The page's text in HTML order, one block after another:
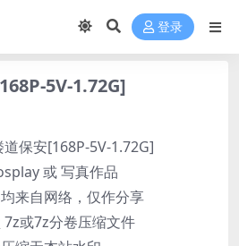
登录
5V-1.72G]
保安[168P-5V-1.72G]
或 写真作品
来自网络，仅作分享
或7z分卷压缩文件